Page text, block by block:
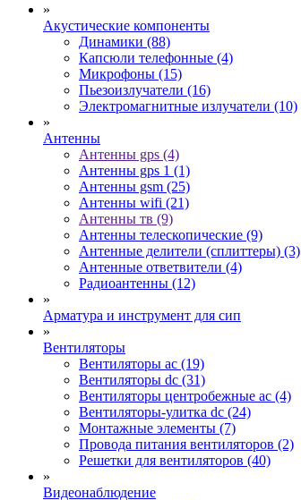
»
Акустические компоненты
Динамики (88)
Капсюли телефонные (4)
Микрофоны (15)
Пьезоизлучатели (16)
Электромагнитные излучатели (10)
»
Антенны
Антенны gps (4)
Антенны gps 1 (1)
Антенны gsm (25)
Антенны wifi (21)
Антенны тв (9)
Антенны телескопические (9)
Антенные делители (сплиттеры) (3)
Антенные ответвители (4)
Радиоантенны (12)
»
Арматура и инструмент для сип
»
Вентиляторы
Вентиляторы ac (19)
Вентиляторы dc (31)
Вентиляторы центробежные ac (4)
Вентиляторы-улитка dc (24)
Монтажные элементы (7)
Провода питания вентиляторов (2)
Решетки для вентиляторов (40)
»
Видеонаблюдение